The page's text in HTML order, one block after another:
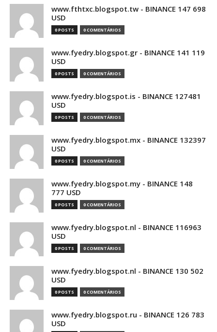
www.fthtxc.blogspot.tw - BINANCE 147 698
USD
0 POSTS 0 COMENTÁRIOS
www.fyedry.blogspot.gr - BINANCE 141 119
USD
0 POSTS 0 COMENTÁRIOS
www.fyedry.blogspot.is - BINANCE 127481
USD
0 POSTS 0 COMENTÁRIOS
www.fyedry.blogspot.mx - BINANCE 132397
USD
0 POSTS 0 COMENTÁRIOS
www.fyedry.blogspot.my - BINANCE 148
777 USD
0 POSTS 0 COMENTÁRIOS
www.fyedry.blogspot.nl - BINANCE 116963
USD
0 POSTS 0 COMENTÁRIOS
www.fyedry.blogspot.nl - BINANCE 130 502
USD
0 POSTS 0 COMENTÁRIOS
www.fyedry.blogspot.ru - BINANCE 126 783
USD